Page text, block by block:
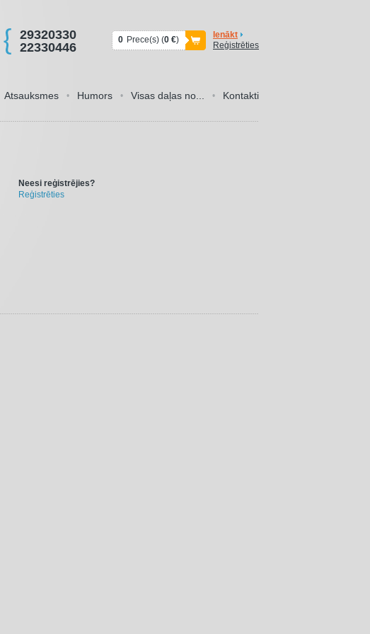
Ienākt
Reģistrēties
0 Prece(s) (0 €)
29320330
22330446
Atsauksmes • Humors • Visas daļas no... • Kontakti
Neesi reģistrējies?
Reģistrēties